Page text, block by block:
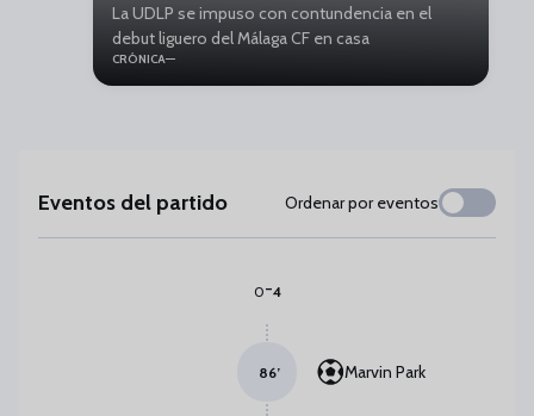
La UDLP se impuso con contundencia en el
debut liguero del Málaga CF en casa
CRÓNICA
Eventos del partido Ordenar por eventos
0-4
Marvin Park
86’